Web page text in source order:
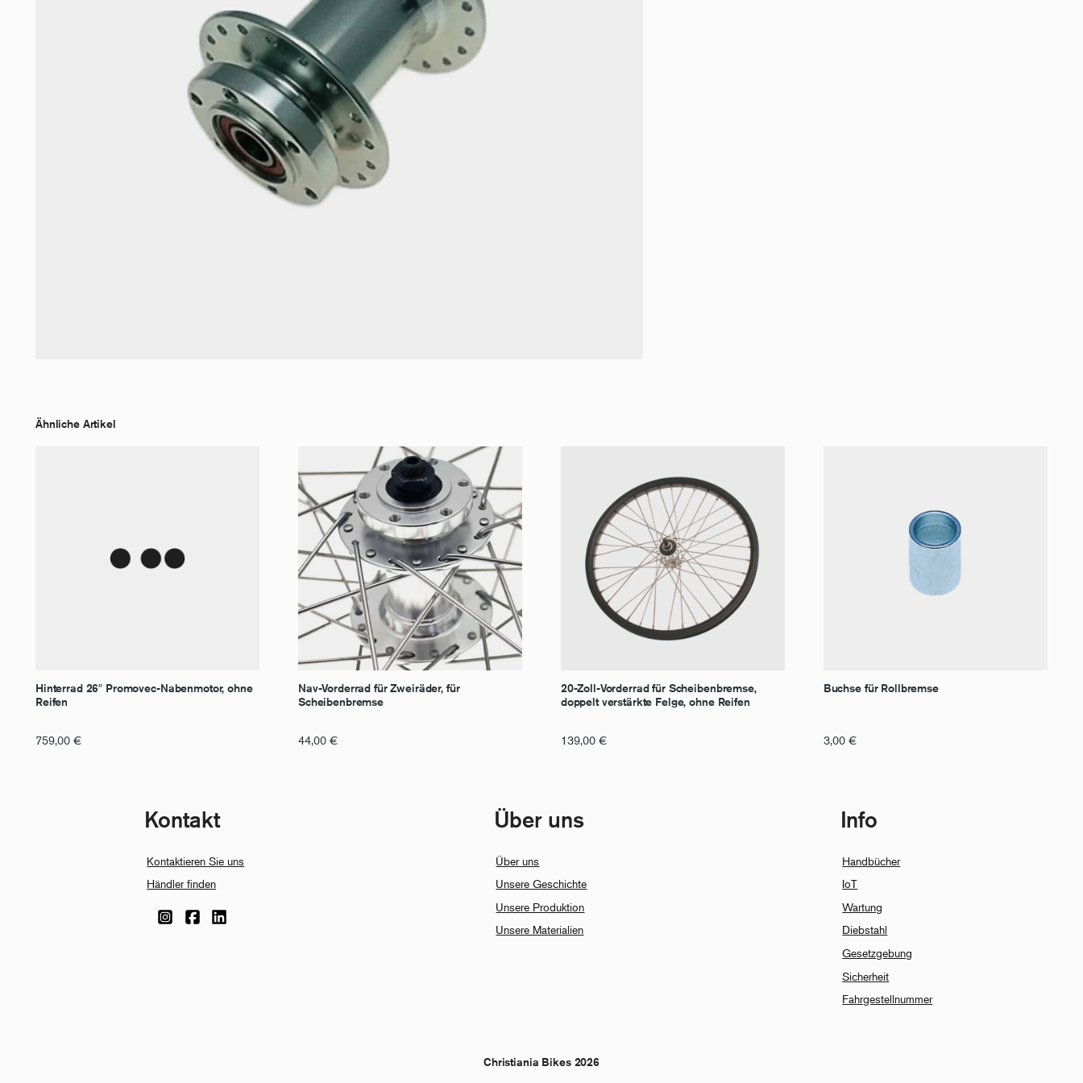
Ähnliche Artikel
Hinterrad 26″ Promovec-Nabenmotor, ohne
Reifen
759,00 €
Nav-Vorderrad für Zweiräder, für
Scheibenbremse
44,00 €
20-Zoll-Vorderrad für Scheibenbremse,
doppelt verstärkte Felge, ohne Reifen
139,00 €
Buchse für Rollbremse
3,00 €
Kontakt
Kontaktieren Sie uns
Händler finden
Über uns
Über uns
Unsere Geschichte
Unsere Produktion
Unsere Materialien
Info
Handbücher
IoT
Wartung
Diebstahl
Gesetzgebung
Sicherheit
Fahrgestellnummer
Christiania Bikes 2026